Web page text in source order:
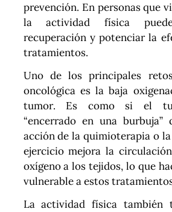
prevención. En personas que
la actividad física
recuperación y potenciar la
tratamientos.
Uno de los principales
oncológica es la baja
tumor. Es como si el
“encerrado en una
acción de la quimioterapia o
ejercicio mejora la
oxígeno a los tejidos, lo que
vulnerable a estos
La actividad física también